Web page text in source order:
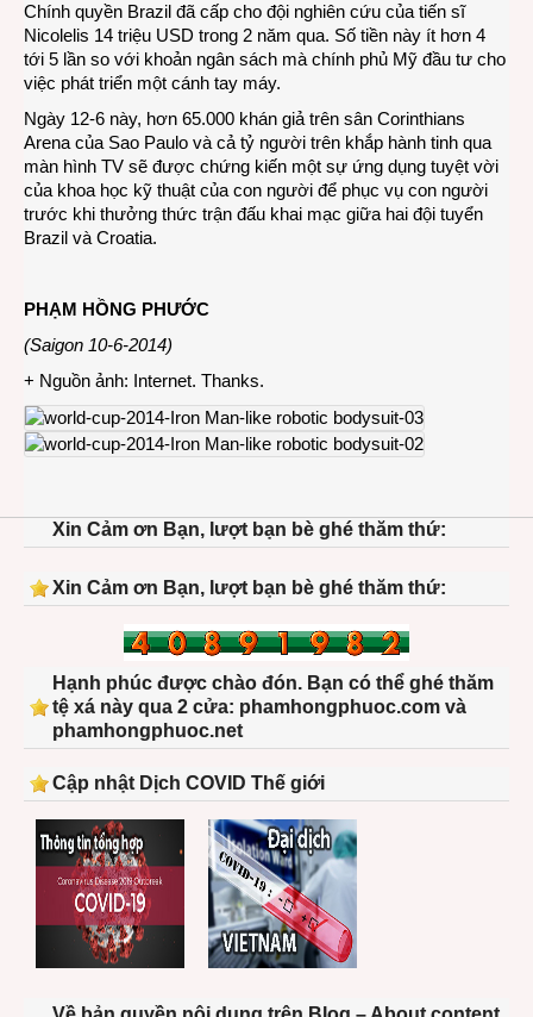
Chính quyền Brazil đã cấp cho đội nghiên cứu của tiến sĩ
Nicolelis 14 triệu USD trong 2 năm qua. Số tiền này ít hơn 4
tới 5 lần so với khoản ngân sách mà chính phủ Mỹ đầu tư cho
việc phát triển một cánh tay máy.
Ngày 12-6 này, hơn 65.000 khán giả trên sân Corinthians
Arena của Sao Paulo và cả tỷ người trên khắp hành tinh qua
màn hình TV sẽ được chứng kiến một sự ứng dụng tuyệt vời
của khoa học kỹ thuật của con người để phục vụ con người
trước khi thưởng thức trận đấu khai mạc giữa hai đội tuyển
Brazil và Croatia.
PHẠM HỒNG PHƯỚC
(Saigon 10-6-2014)
+ Nguồn ảnh: Internet. Thanks.
Xin Cảm ơn Bạn, lượt bạn bè ghé thăm thứ:
Xin Cảm ơn Bạn, lượt bạn bè ghé thăm thứ:
Hạnh phúc được chào đón. Bạn có thể ghé thăm
tệ xá này qua 2 cửa: phamhongphuoc.com và
phamhongphuoc.net
Cập nhật Dịch COVID Thế giới